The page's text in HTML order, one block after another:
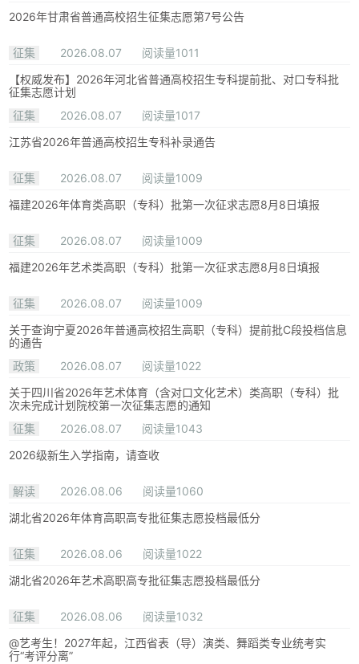
2026年甘肃省普通高校招生征集志愿第7号公告
征集 2026.08.07
阅读量1011
【权威发布】2026年河北省普通高校招生专科提前批、对口专科批
征集志愿计划
征集
2026.08.07
阅读量1017
江苏省2026年普通高校招生专科补录通告
征集 2026.08.07
阅读量1009
福建2026年体育类高职（专科）批第一次征求志愿8月8日填报
征集 2026.08.07
阅读量1009
福建2026年艺术类高职（专科）批第一次征求志愿8月8日填报
征集 2026.08.07
阅读量1009
关于查询宁夏2026年普通高校招生高职（专科）提前批C段投档信息
的通告
政策
2026.08.07
阅读量1022
关于四川省2026年艺术体育（含对口文化艺术）类高职（专科）批
次未完成计划院校第一次征集志愿的通知
征集
2026.08.07
阅读量1043
2026级新生入学指南，请查收
解读 2026.08.06
阅读量1060
湖北省2026年体育高职高专批征集志愿投档最低分
征集 2026.08.06
阅读量1022
湖北省2026年艺术高职高专批征集志愿投档最低分
征集 2026.08.06
阅读量1032
@艺考生！2027年起，江西省表（导）演类、舞蹈类专业统考实
行“考评分离”